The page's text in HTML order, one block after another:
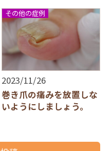
その他の症例
2023/11/26
巻き爪の痛みを放置しな
いようにしましょう。